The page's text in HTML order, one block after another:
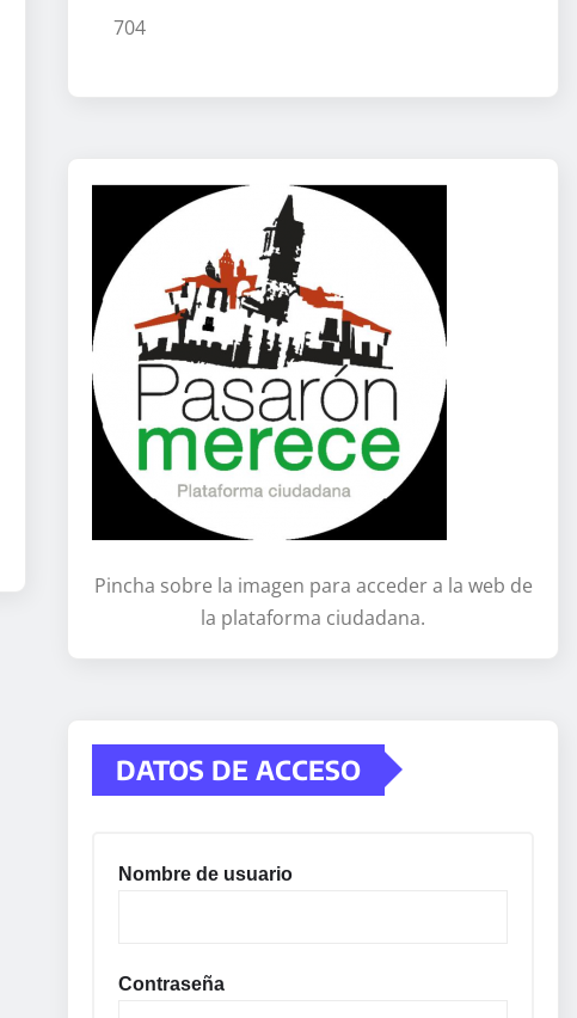
704
Pincha sobre la imagen para acceder a la web de
la plataforma ciudadana.
DATOS DE ACCESO
Nombre de usuario
Contraseña